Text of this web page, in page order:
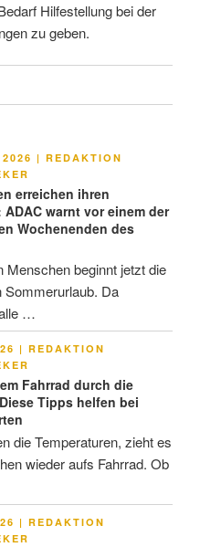
Hilfestellung bei der
zu geben.
| REDAKTION
erreichen ihren
warnt vor einem der
Wochenenden des
Menschen beginnt jetzt die
Sommerurlaub. Da
…
| REDAKTION
Fahrrad durch die
Tipps helfen bei
die Temperaturen, zieht es
wieder aufs Fahrrad. Ob
| REDAKTION